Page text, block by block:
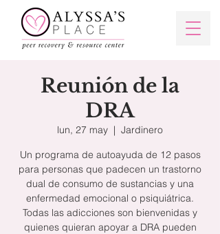
Reunión de la
DRA
lun, 27 may
  |
Jardinero
Un programa de autoayuda de 12 pasos
para personas que padecen un trastorno
dual de consumo de sustancias y una
enfermedad emocional o psiquiátrica.
Todas las adicciones son bienvenidas y
quienes quieran apoyar a DRA pueden